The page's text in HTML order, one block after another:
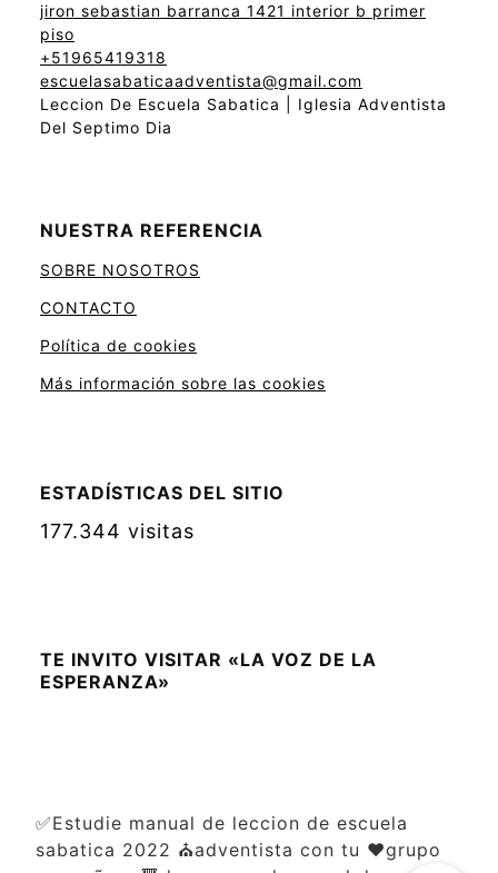
jiron sebastian barranca 1421 interior b primer
piso
+51965419318
escuelasabaticaadventista@gmail.com
Leccion De Escuela Sabatica | Iglesia Adventista
Del Septimo Dia
NUESTRA REFERENCIA
SOBRE NOSOTROS
CONTACTO
Política de cookies
Más información sobre las cookies
ESTADÍSTICAS DEL SITIO
177.344 visitas
TE INVITO VISITAR «LA VOZ DE LA
ESPERANZA»
✅Estudie manual de leccion de escuela
sabatica 2022 ⛪adventista con tu ❤️grupo